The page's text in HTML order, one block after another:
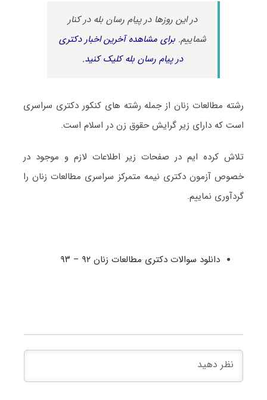
در این روزها در پیام رسان بله در کنار
شماییم.برای مشاهده آخرین اخبار دکتری
در پیام رسان بله کلیک کنید.
رشته مطالعات زنان از جمله رشته های کنکور دکتری سراسری
است که دارای زیر گرایش حقوق زن در اسلام است.
تلاش کرده ایم در صفحات زیر اطلاعات لازم و موجود در
خصوص آزمون دکتری نیمه متمرکز سراسری مطالعات زنان را
گردآوری نماییم.
دانلود سوالات دکتری مطالعات زنان ۹۲ – ۹۳